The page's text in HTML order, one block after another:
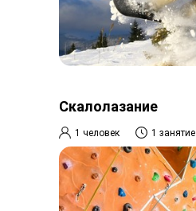
Скалолазание
1 человек 1 занятие